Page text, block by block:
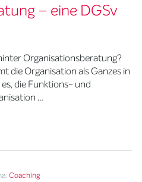
– eine DGSv
Organisationsberatung?
die Organisation als Ganzes in
die Funktions- und
…
Coaching